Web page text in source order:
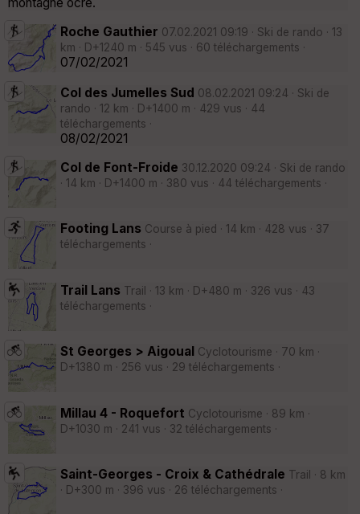
montagne ocre.
Roche Gauthier 07.02.2021 09:19 · Ski de rando · 13
km · D+1240 m · 545 vus · 60 téléchargements ·
07/02/2021
Col des Jumelles Sud 08.02.2021 09:24 · Ski de
rando · 12 km · D+1400 m · 429 vus · 44
téléchargements ·
08/02/2021
Col de Font-Froide 30.12.2020 09:24 · Ski de rando
· 14 km · D+1400 m · 380 vus · 44 téléchargements ·
Footing Lans Course à pied · 14 km · 428 vus · 37
téléchargements ·
Trail Lans Trail · 13 km · D+480 m · 326 vus · 43
téléchargements ·
St Georges > Aigoual Cyclotourisme · 70 km ·
D+1380 m · 256 vus · 29 téléchargements ·
Millau 4 - Roquefort Cyclotourisme · 89 km ·
D+1030 m · 241 vus · 32 téléchargements ·
Saint-Georges - Croix & Cathédrale Trail · 8 km
· D+300 m · 396 vus · 26 téléchargements ·